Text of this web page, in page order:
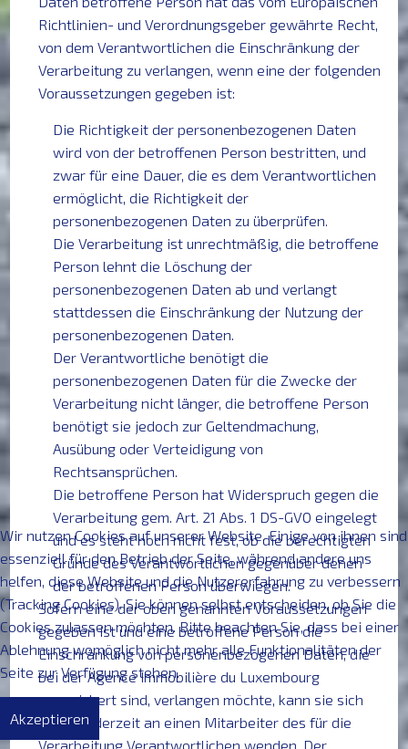
Richtlinien- und Verordnungsgeber gewährte Recht,
von dem Verantwortlichen die Einschränkung der
Verarbeitung zu verlangen, wenn eine der folgenden
Voraussetzungen gegeben ist:
Die Richtigkeit der personenbezogenen Daten
wird von der betroffenen Person bestritten, und
zwar für eine Dauer, die es dem Verantwortlichen
ermöglicht, die Richtigkeit der
personenbezogenen Daten zu überprüfen.
Die Verarbeitung ist unrechtmäßig, die betroffene
Person lehnt die Löschung der
personenbezogenen Daten ab und verlangt
stattdessen die Einschränkung der Nutzung der
personenbezogenen Daten.
Der Verantwortliche benötigt die
personenbezogenen Daten für die Zwecke der
Verarbeitung nicht länger, die betroffene Person
benötigt sie jedoch zur Geltendmachung,
Ausübung oder Verteidigung von
Rechtsansprüchen.
Die betroffene Person hat Widerspruch gegen die
Verarbeitung gem. Art. 21 Abs. 1 DS-GVO eingelegt
und es steht noch nicht fest, ob die berechtigten
Gründe des Verantwortlichen gegenüber denen
der betroffenen Person überwiegen.
Sofern eine der oben genannten Voraussetzungen
gegeben ist und eine betroffene Person die
Einschränkung von personenbezogenen Daten, die
bei der Agence Immobilière du Luxembourg
gespeichert sind, verlangen möchte, kann sie sich
hierzu jederzeit an einen Mitarbeiter des für die
Verarbeitung Verantwortlichen wenden. Der
Wir nutzen Cookies auf unserer Website. Einige von ihnen sind
essenziell für den Betrieb der Seite, während andere uns
helfen, diese Website und die Nutzererfahrung zu verbessern
(Tracking Cookies). Sie können selbst entscheiden, ob Sie die
Cookies zulassen möchten. Bitte beachten Sie, dass bei einer
Ablehnung womöglich nicht mehr alle Funktionalitäten der
Seite zur Verfügung stehen.
Akzeptieren